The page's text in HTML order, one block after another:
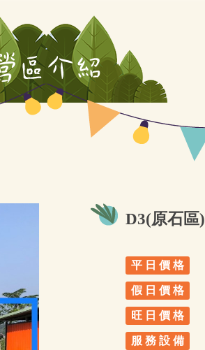
D3(原石區)
平 日 價 格
假 日 價 格
旺 日 價 格
服 務 設 備